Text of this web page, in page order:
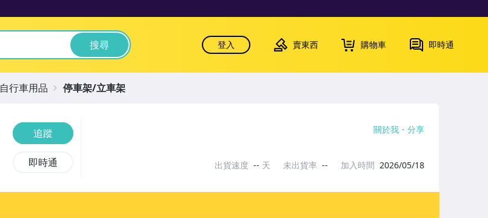
搜尋 登入 賣東西 購物車 即時通
追蹤
即時通
關於我 分享
出貨速度 -- 天 未出貨率 -- 加入時間 2026/05/18
自行車用品 停車架/立車架